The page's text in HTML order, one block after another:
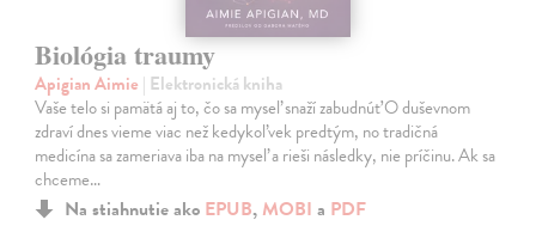
Biológia traumy
Apigian Aimie | Elektronická kniha
Vaše telo si pamätá aj to, čo sa myseľ snaží zabudnúť O duševnom
zdraví dnes vieme viac než kedykoľvek predtým, no tradičná
medicína sa zameriava iba na myseľ a rieši následky, nie príčinu. Ak sa
chceme…
Na stiahnutie ako EPUB, MOBI a PDF